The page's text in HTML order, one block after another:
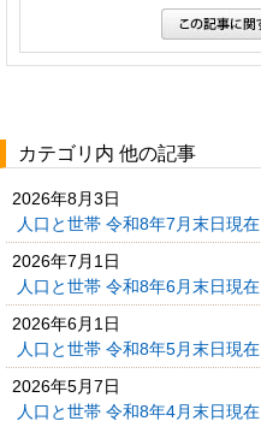
カテゴリ内 他の記事
2026年8月3日
人口と世帯 令和8年7月末日現在
2026年7月1日
人口と世帯 令和8年6月末日現在
2026年6月1日
人口と世帯 令和8年5月末日現在
2026年5月7日
人口と世帯 令和8年4月末日現在